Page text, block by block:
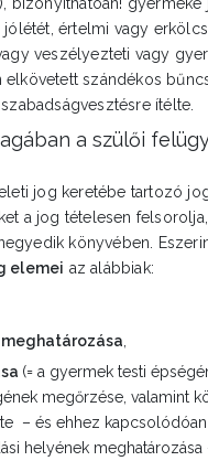
bizonyíthatóan! gyermeke
jólétét, értelmi vagy
veszélyezteti vagy
szándékos
ítélte.
a szülői
jog keretébe tartozó
a jog tételesen
könyvében.
elemei az alábbiak:
,
(= a gyermek testi
megőrzése, valamint
– és ehhez kapcsolódóan
helyének meghatározása